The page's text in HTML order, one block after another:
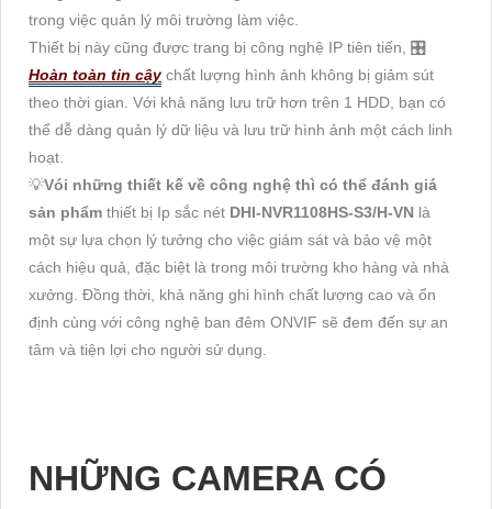
trong việc quản lý môi trường làm việc.
Thiết bị này cũng được trang bị công nghệ IP tiên tiến, 🎛
Hoàn toàn tin cậychất lượng hình ảnh không bị giảm sút
theo thời gian. Với khả năng lưu trữ hơn trên 1 HDD, bạn có
thể dễ dàng quản lý dữ liệu và lưu trữ hình ảnh một cách linh
hoạt.
💡Vói những thiết kế về công nghệ thì có thể đánh giá
sản phẩm thiết bị Ip sắc nét DHI-NVR1108HS-S3/H-VN là
một sự lựa chọn lý tưởng cho việc giám sát và bảo vệ một
cách hiệu quả, đặc biệt là trong môi trường kho hàng và nhà
xưởng. Đồng thời, khả năng ghi hình chất lượng cao và ổn
định cùng với công nghệ ban đêm ONVIF sẽ đem đến sự an
tâm và tiện lợi cho người sử dụng.
NHỮNG CAMERA CÓ